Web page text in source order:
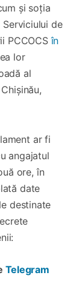
și soția
de
PCCOCSîn
lor
al
ar fi
angajatul
ore, în
date
destinate
Telegram